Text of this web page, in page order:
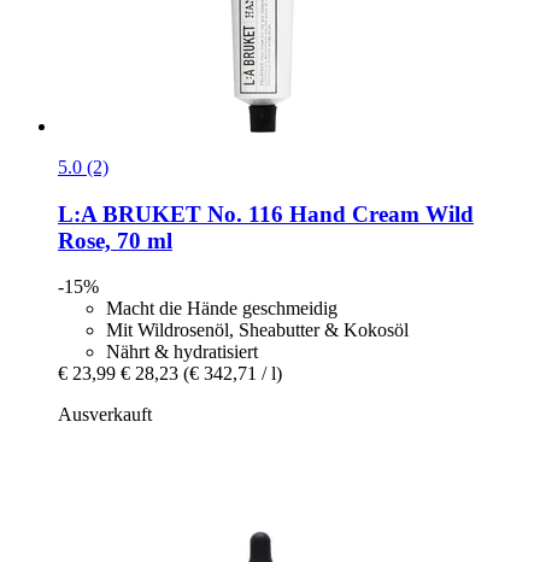
5.0 (2)
L:A BRUKET No. 116 Hand Cream Wild
Rose, 70 ml
-15%
Macht die Hände geschmeidig
Mit Wildrosenöl, Sheabutter & Kokosöl
Nährt & hydratisiert
€ 23,99 € 28,23 (€ 342,71 / l)
Ausverkauft